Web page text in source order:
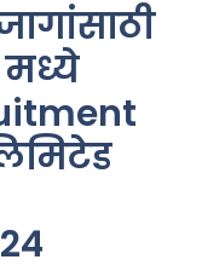
मध्ये